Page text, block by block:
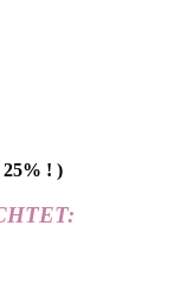
25% ! )